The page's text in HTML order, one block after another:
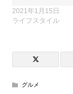
2021年1月15日
ライフスタイル
グルメ